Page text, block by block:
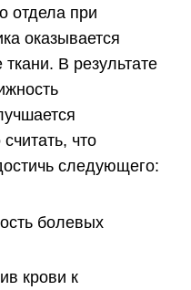
отдела при
оказывается
В результате
что
следующего:
болевых
крови к